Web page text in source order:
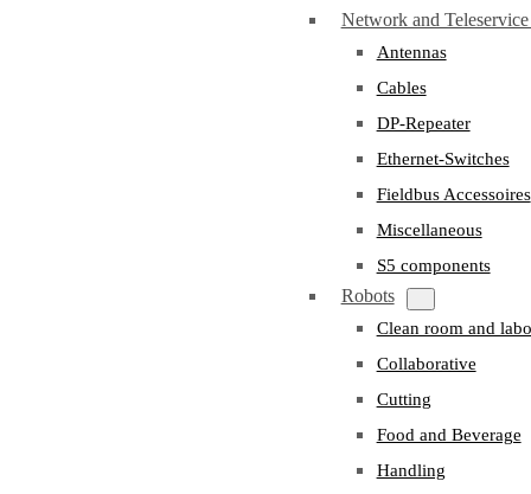
Network and
Antennas
Cables
DP-Repeater
Ethernet-Switches
Fieldbus Accessoires
Miscellaneous
S5 components
Robots
Clean room and
Collaborative
Cutting
Food and Beverage
Handling